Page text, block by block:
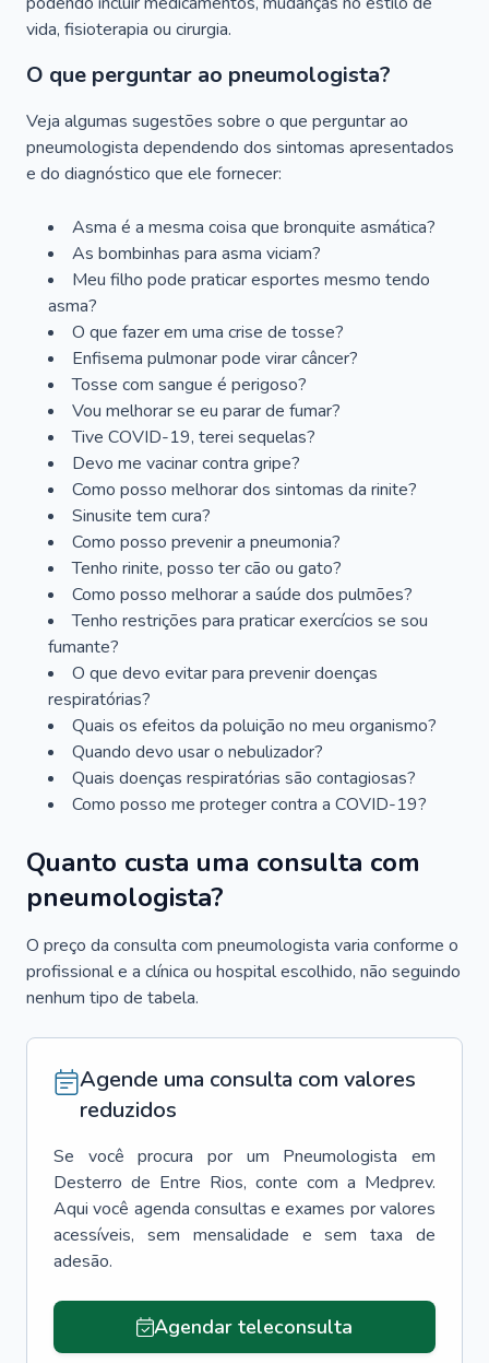
vida, fisioterapia ou cirurgia.
O que perguntar ao pneumologista?
Veja algumas sugestões sobre o que perguntar ao
pneumologista dependendo dos sintomas apresentados
e do diagnóstico que ele fornecer:
Asma é a mesma coisa que bronquite asmática?
As bombinhas para asma viciam?
Meu filho pode praticar esportes mesmo tendo
asma?
O que fazer em uma crise de tosse?
Enfisema pulmonar pode virar câncer?
Tosse com sangue é perigoso?
Vou melhorar se eu parar de fumar?
Tive COVID-19, terei sequelas?
Devo me vacinar contra gripe?
Como posso melhorar dos sintomas da rinite?
Sinusite tem cura?
Como posso prevenir a pneumonia?
Tenho rinite, posso ter cão ou gato?
Como posso melhorar a saúde dos pulmões?
Tenho restrições para praticar exercícios se sou
fumante?
O que devo evitar para prevenir doenças
respiratórias?
Quais os efeitos da poluição no meu organismo?
Quando devo usar o nebulizador?
Quais doenças respiratórias são contagiosas?
Como posso me proteger contra a COVID-19?
Quanto custa uma consulta com
pneumologista?
O preço da consulta com pneumologista varia conforme o
profissional e a clínica ou hospital escolhido, não seguindo
nenhum tipo de tabela.
Agende uma consulta com valores
reduzidos
Se você procura por um Pneumologista
em
Desterro de Entre Rios, conte com a Medprev.
Aqui você agenda consultas e exames por valores
acessíveis, sem mensalidade e sem taxa de
adesão.
Agendar teleconsulta